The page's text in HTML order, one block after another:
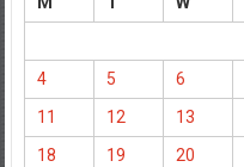
4
5 6
11
12 13
18
19 20